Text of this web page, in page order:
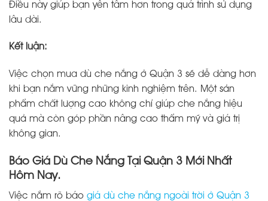
Điều này giúp bạn yên tâm hơn trong quá trình sử dụng
lâu dài.
Kết luận:
Việc chọn mua dù che nắng ở Quận 3 sẽ dễ dàng hơn
khi bạn nắm vững những kinh nghiệm trên. Một sản
phẩm chất lượng cao không chỉ giúp che nắng hiệu
quả mà còn góp phần nâng cao thẩm mỹ và giá trị
không gian.
Báo Giá Dù Che Nắng Tại Quận 3 Mới Nhất
Hôm Nay.
Việc nắm rõ báo giá dù che nắng ngoài trời ở Quận 3